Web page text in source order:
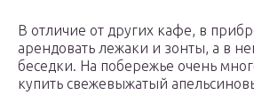
В отличие от других кафе, в
арендовать лежаки и зонты, а в
беседки. На побережье очень
купить свежевыжатый